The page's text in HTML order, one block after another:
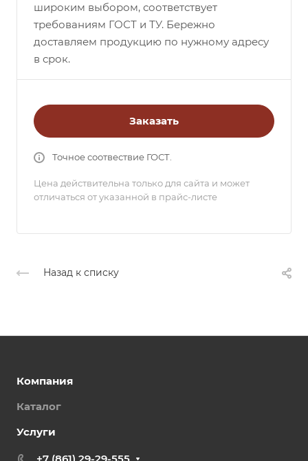
широким выбором, соответствует
требованиям ГОСТ и ТУ. Бережно
доставляем продукцию по нужному адресу
в срок.
Заказать
Точное соотвествие ГОСТ.
Цена действительна только для сайта и может
отличаться от указанной в прайс-листе
Назад к списку
Компания
Каталог
Услуги